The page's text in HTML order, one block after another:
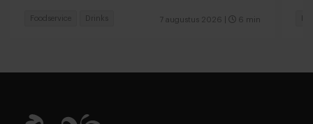
7 augustus 2026 6 min
Foodservice Drinks